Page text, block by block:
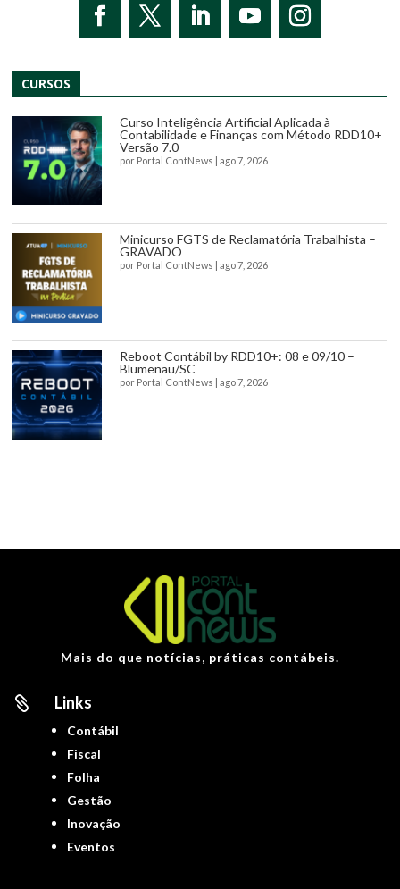
CURSOS
Curso Inteligência Artificial Aplicada à
Contabilidade e Finanças com Método RDD10+
Versão 7.0
por Portal ContNews ago 7, 2026
Minicurso FGTS de Reclamatória Trabalhista –
GRAVADO
por Portal ContNews ago 7, 2026
Reboot Contábil by RDD10+: 08 e 09/10 –
Blumenau/SC
por Portal ContNews ago 7, 2026
Mais do que notícias, práticas contábeis.
 Links
Contábil
Fiscal
Folha
Gestão
Inovação
Eventos